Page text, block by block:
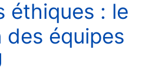
éthiques : le
équipes